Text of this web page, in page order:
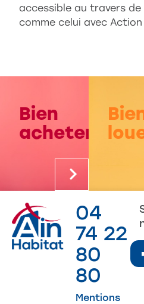
accessible au travers
comme celui avec
Bien
acheter
04
74 22
80
80
Mentions